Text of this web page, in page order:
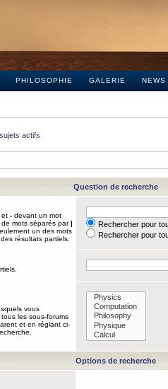
PHILOSOPHIE GALERIE NEWS
actifs
Question de recherche
et - devant un mot
mots séparés par|
un des mots
résultats partiels.
Rechercher pour
Rechercher pour
vous
les sous-forums
et en réglant ci-
Options de recherche